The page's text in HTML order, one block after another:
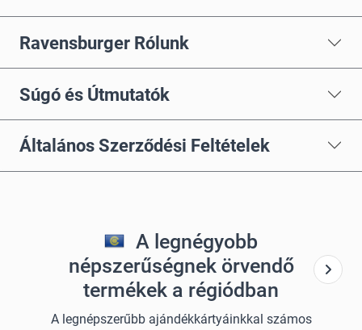
Ravensburger Rólunk
Súgó és Útmutatók
Általános Szerződési Feltételek
A legnégyobb
népszerűségnek örvendő
termékek a régiódban
A legnépszerűbb ajándékkártyáinkkal számos